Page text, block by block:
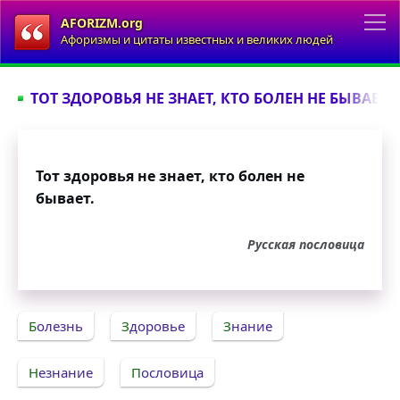
AFORIZM.org
Афоризмы и цитаты известных и великих людей
ТОТ ЗДОРОВЬЯ НЕ ЗНАЕТ, КТО БОЛЕН НЕ БЫВАЕТ...
Тот здоровья не знает, кто болен не
бывает.
Русская пословица
Болезнь Здоровье Знание
Незнание Пословица